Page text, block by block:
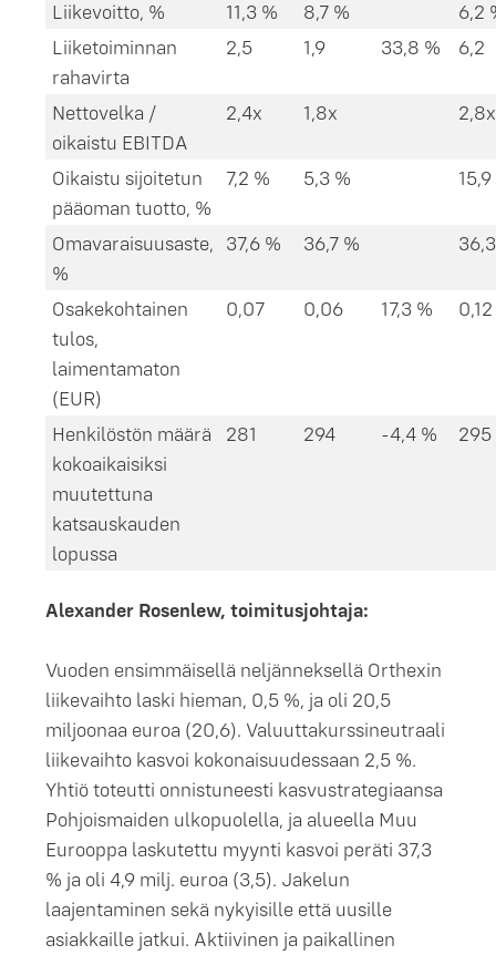
Liikevoitto, % 11,3 % 8,7 %
6,2
Liiketoiminnan
rahavirta
2,5 1,9 33,8 % 6,2
Nettovelka /
oikaistu EBITDA
2,4x 1,8x 2,8x
Oikaistu sijoitetun
pääoman tuotto, %
7,2 % 5,3 %
Omavaraisuusaste,
%
37,6 % 36,7 %
Osakekohtainen
tulos,
laimentamaton
(EUR)
0,07 0,06 17,3 % 0,12
Henkilöstön määrä
kokoaikaisiksi
muutettuna
katsauskauden
lopussa
281 294 -4,4 % 295
Alexander Rosenlew, toimitusjohtaja:
Vuoden ensimmäisellä neljänneksellä Orthexin
liikevaihto laski hieman, 0,5 %, ja oli 20,5
miljoonaa euroa (20,6). Valuuttakurssineutraali
liikevaihto kasvoi kokonaisuudessaan 2,5 %.
Yhtiö toteutti onnistuneesti kasvustrategiaansa
Pohjoismaiden ulkopuolella, ja alueella Muu
Eurooppa laskutettu myynti kasvoi peräti 37,3
% ja oli 4,9 milj. euroa (3,5). Jakelun
laajentaminen sekä nykyisille että uusille
asiakkaille jatkui. Aktiivinen ja paikallinen